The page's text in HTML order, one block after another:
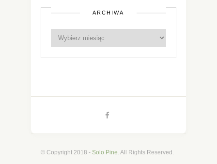
ARCHIWA
© Copyright 2018 - Solo Pine. All Rights Reserved.